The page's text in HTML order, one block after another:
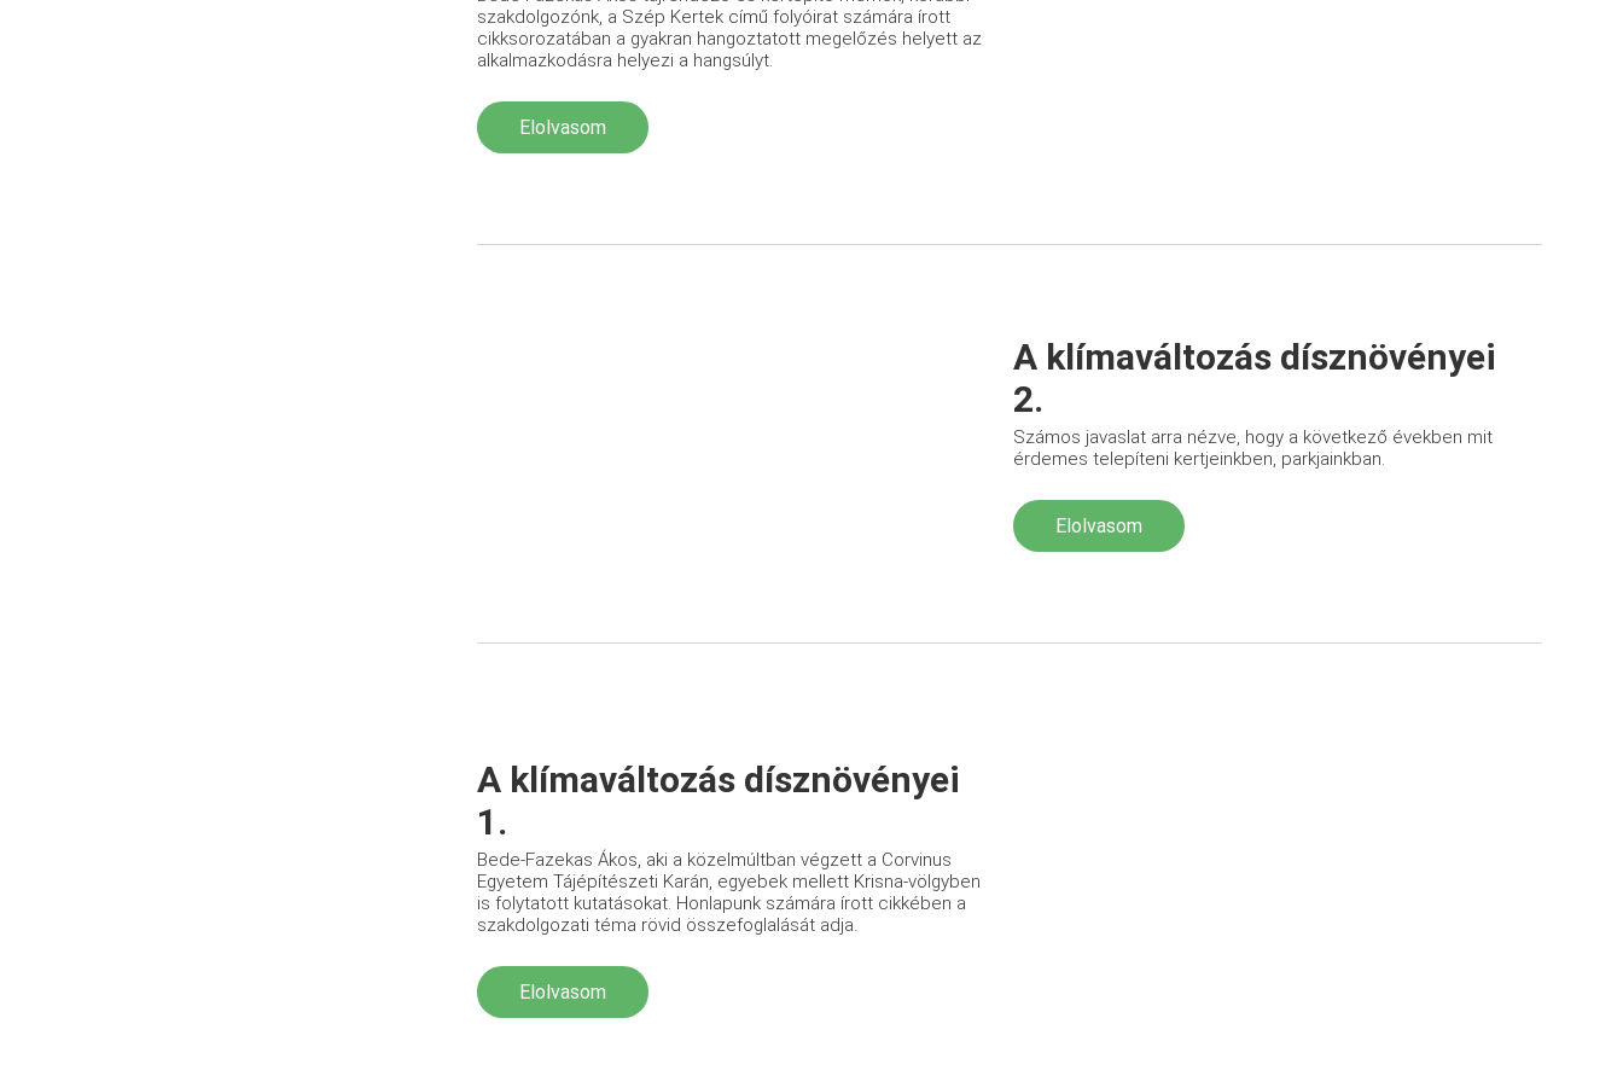
szakdolgozónk, a Szép Kertek című folyóirat számára írott
cikksorozatában a gyakran hangoztatott megelőzés helyett az
alkalmazkodásra helyezi a hangsúlyt.
Elolvasom
A klímaváltozás dísznövényei
2.
Számos javaslat arra nézve, hogy a következő években mit
érdemes telepíteni kertjeinkben, parkjainkban.
Elolvasom
A klímaváltozás dísznövényei
1.
Bede-Fazekas Ákos, aki a közelmúltban végzett a Corvinus
Egyetem Tájépítészeti Karán, egyebek mellett Krisna-völgyben
is folytatott kutatásokat. Honlapunk számára írott cikkében a
szakdolgozati téma rövid összefoglalását adja.
Elolvasom